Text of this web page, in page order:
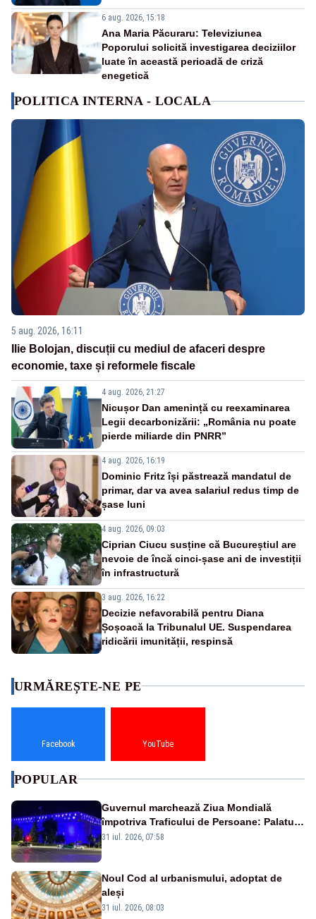
6 aug. 2026, 15:18
Ana Maria Păcuraru: Televiziunea
Poporului solicită investigarea deciziilor
luate în această perioadă de criză
enegetică
POLITICA INTERNA - LOCALA
5 aug. 2026, 16:11
Ilie Bolojan, discuții cu mediul de afaceri despre
economie, taxe și reformele fiscale
4 aug. 2026, 21:27
Nicușor Dan amenință cu reexaminarea
Legii decarbonizării: „România nu poate
pierde miliarde din PNRR”
4 aug. 2026, 16:19
Dominic Fritz își păstrează mandatul de
primar, dar va avea salariul redus timp de
șase luni
4 aug. 2026, 09:03
Ciprian Ciucu susține că Bucureștiul are
nevoie de încă cinci-șase ani de investiții
în infrastructură
3 aug. 2026, 16:22
Decizie nefavorabilă pentru Diana
Șoșoacă la Tribunalul UE. Suspendarea
ridicării imunității, respinsă
URMĂREȘTE-NE PE
Facebook YouTube
POPULAR
Guvernul marchează Ziua Mondială
împotriva Traficului de Persoane: Palatul
Victoria, iluminat în albastru
31 iul. 2026, 07:58
Noul Cod al urbanismului, adoptat de
aleși
31 iul. 2026, 08:03